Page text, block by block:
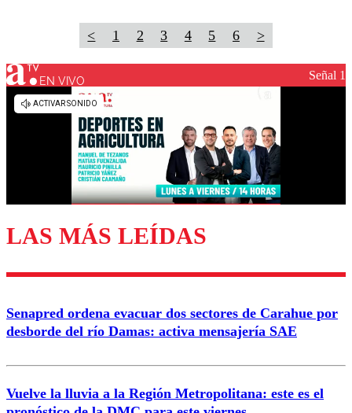
< 1 2 3 4 5 6 >
EN VIVO Señal 1
LAS MÁS LEÍDAS
Senapred ordena evacuar dos sectores de Carahue por
desborde del río Damas: activa mensajería SAE
Vuelve la lluvia a la Región Metropolitana: este es el